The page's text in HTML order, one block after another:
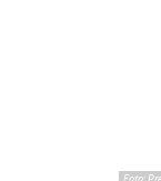
Foto: